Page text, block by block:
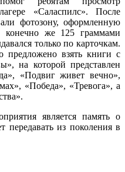
«Саласпилс». После
фотозону, оформленную
конечно же 125 граммами
только по карточкам.
предложено взять книги с
на которой представлен
«Подвиг живет вечно»,
«Победа», «Тревога», а
является память о
передавать из поколения в